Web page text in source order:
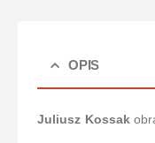
OPIS
Juliusz Kossak